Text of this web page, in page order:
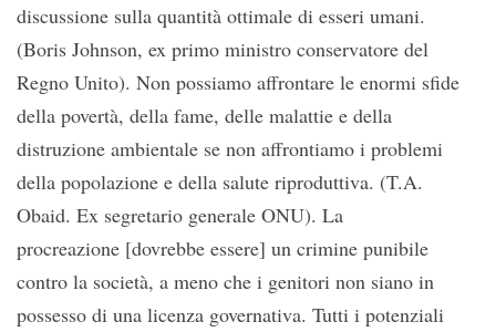
discussione sulla quantità ottimale di esseri umani.
(Boris Johnson, ex primo ministro conservatore del
Regno Unito). Non possiamo affrontare le enormi sfide
della povertà, della fame, delle malattie e della
distruzione ambientale se non affrontiamo i problemi
della popolazione e della salute riproduttiva. (T.A.
Obaid. Ex segretario generale ONU). La
procreazione [dovrebbe essere] un crimine punibile
contro la società, a meno che i genitori non siano in
possesso di una licenza governativa. Tutti i potenziali